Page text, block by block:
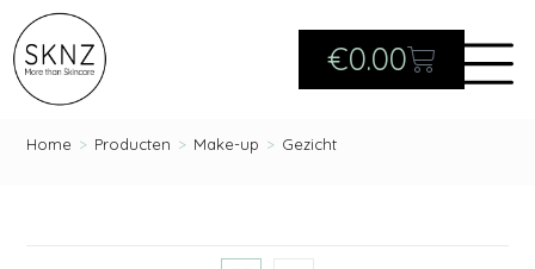
€0.00
Home > Producten > Make-up > Gezicht